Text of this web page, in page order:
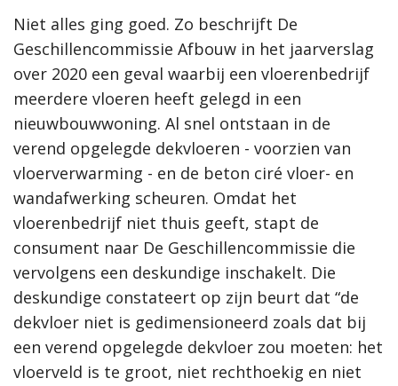
Niet alles ging goed. Zo beschrijft De
Geschillencommissie Afbouw in het jaarverslag
over 2020 een geval waarbij een vloerenbedrijf
meerdere vloeren heeft gelegd in een
nieuwbouwwoning. Al snel ontstaan in de
verend opgelegde dekvloeren - voorzien van
vloerverwarming - en de beton ciré vloer- en
wandafwerking scheuren. Omdat het
vloerenbedrijf niet thuis geeft, stapt de
consument naar De Geschillencommissie die
vervolgens een deskundige inschakelt. Die
deskundige constateert op zijn beurt dat “de
dekvloer niet is gedimensioneerd zoals dat bij
een verend opgelegde dekvloer zou moeten: het
vloerveld is te groot, niet rechthoekig en niet